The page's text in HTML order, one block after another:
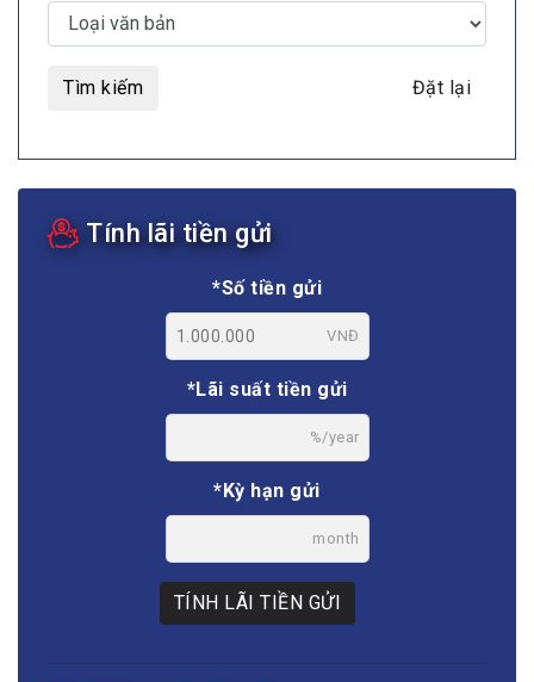
Tìm kiếm Đặt lại
Tính lãi tiền gửi
*Số tiền gửi
VNĐ
*Lãi suất tiền gửi
%/year
*Kỳ hạn gửi
month
TÍNH LÃI TIỀN GỬI